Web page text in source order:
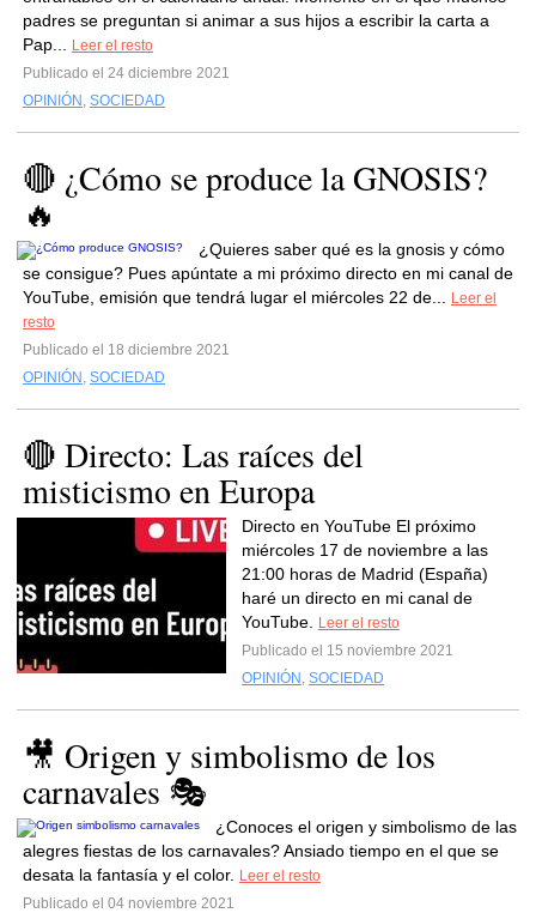
padres se preguntan si animar a sus hijos a escribir la carta a
Pap...
Leer el resto
Publicado el 24 diciembre 2021
OPINIÓN , SOCIEDAD
🔴 ¿Cómo se produce la GNOSIS?
🔥
¿Quieres saber qué es la gnosis y cómo
se consigue? Pues apúntate a mi próximo directo en mi canal de
YouTube, emisión que tendrá lugar el miércoles 22 de...
Leer el
resto
Publicado el 18 diciembre 2021
OPINIÓN , SOCIEDAD
🔴 Directo: Las raíces del
misticismo en Europa
Directo en YouTube El próximo
miércoles 17 de noviembre a las
21:00 horas de Madrid (España)
haré un directo en mi canal de
YouTube.
Leer el resto
Publicado el 15 noviembre 2021
OPINIÓN , SOCIEDAD
🎥 Origen y simbolismo de los
carnavales 🎭
¿Conoces el origen y simbolismo de las
alegres fiestas de los carnavales? Ansiado tiempo en el que se
desata la fantasía y el color.
Leer el resto
Publicado el 04 noviembre 2021